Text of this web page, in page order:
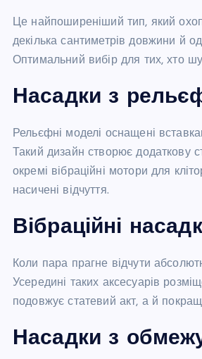
Це найпоширеніший тип, який
декілька сантиметрів довжини й
Оптимальний вибір для тих, хто
Насадки з
Рельєфні моделі оснащені
Такий дизайн створює додаткову
окремі вібраційні мотори для
насичені відчуття.
Вібраційні
Коли пара прагне відчути
Усередині таких аксесуарів
подовжує статевий акт, а й
Насадки з